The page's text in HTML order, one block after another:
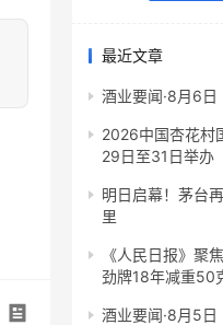
最近文章
酒业要闻·8月6日
2026中国杏花村
29日至31日举办
明日启幕！茅台
里
《人民日报》聚
劲牌18年减重50
酒业要闻·8月5日